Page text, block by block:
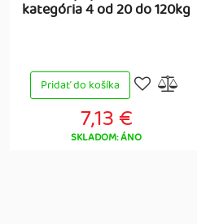
kategória 4 od 20 do 120kg
Pridať do košíka
7,13 €
SKLADOM: ÁNO